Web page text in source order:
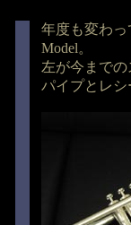
年度も変わっ
Model。
左が今まで
パイプとレシ